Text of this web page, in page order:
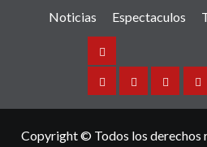
Noticias Espectaculos
Noticias
SinaloaNacional
Copyright © Todos los derechos